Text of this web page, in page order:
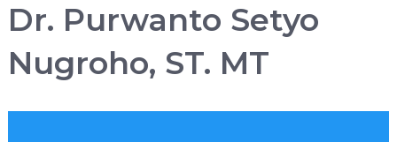
Dr. Purwanto Setyo
Nugroho, ST. MT